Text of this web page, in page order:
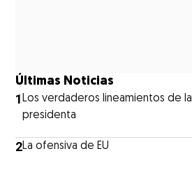
Últimas Noticias
1Los verdaderos lineamientos de la
presidenta
2La ofensiva de EU